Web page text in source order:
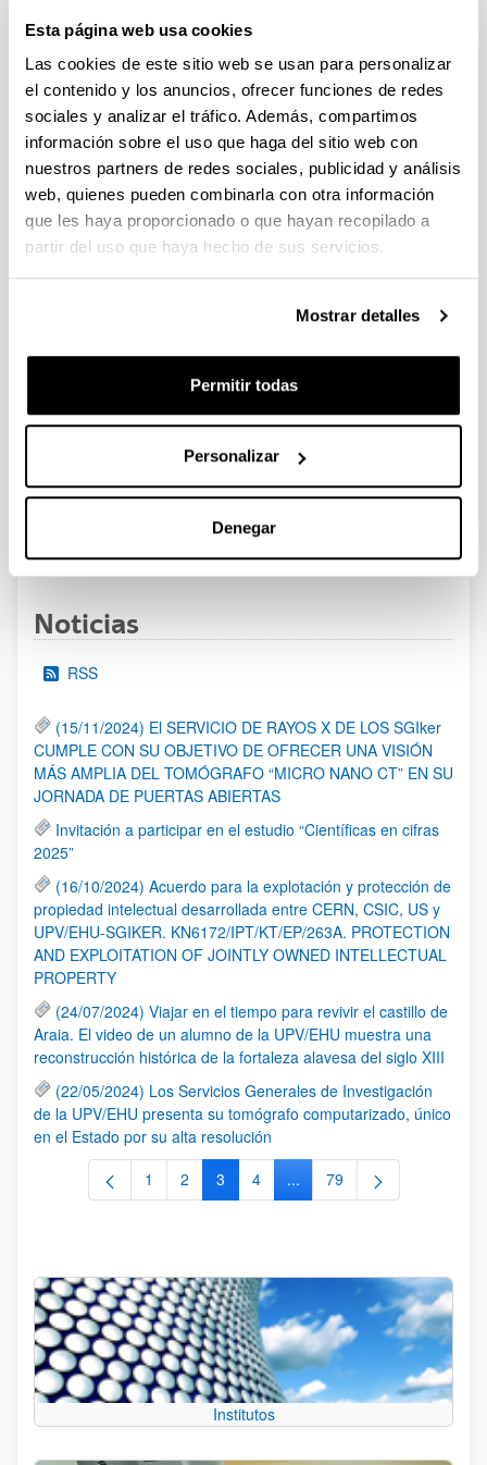
Esta página web usa cookies
Las cookies de este sitio web se usan para personalizar
el contenido y los anuncios, ofrecer funciones de redes
sociales y analizar el tráfico. Además, compartimos
información sobre el uso que haga del sitio web con
nuestros partners de redes sociales, publicidad y análisis
web, quienes pueden combinarla con otra información
que les haya proporcionado o que hayan recopilado a
partir del uso que haya hecho de sus servicios.
Mostrar detalles
Permitir todas
Personalizar
Denegar
FUNDACION LA CAIXA JUNIOR LEADER RETAINING
PROGRAMME 2027
Trámite abierto
CONVOCATORIA PARA LA CONTRATACIÓN DE
PERSONAL INVESTIGADOR DOCTOR EN LA UPV/EHU
(2026)
Trámite abierto (Plazo de presentación de solicitudes: 03/06/2026 -
25/06/2026 23:59)
16/07/2026: Listado provisional de solicitudes admitidas y
excluidas para evaluación. Plazo alegaciones: del 17/07/2026
FINANCIADO CON RECURSOS PROPIOS DE UN
GRUPO/PROYECTO DE INVESTIGACIÓN
09/07/2026: Fase 2. Resolución Definitiva de concedidos y
Páginas intermedias Use
Noticias
RSS
(15/11/2024) El SERVICIO DE RAYOS X DE LOS SGIker
CUMPLE CON SU OBJETIVO DE OFRECER UNA VISIÓN
MÁS AMPLIA DEL TOMÓGRAFO “MICRO NANO CT” EN SU
JORNADA DE PUERTAS ABIERTAS
Invitación a participar en el estudio “Científicas en cifras
2025”
(16/10/2024) Acuerdo para la explotación y protección de
propiedad intelectual desarrollada entre CERN, CSIC, US y
UPV/EHU-SGIKER. KN6172/IPT/KT/EP/263A. PROTECTION
AND EXPLOITATION OF JOINTLY OWNED INTELLECTUAL
PROPERTY
(24/07/2024) Viajar en el tiempo para revivir el castillo de
Araia. El video de un alumno de la UPV/EHU muestra una
reconstrucción histórica de la fortaleza alavesa del siglo XIII
(22/05/2024) Los Servicios Generales de Investigación
de la UPV/EHU presenta su tomógrafo computarizado, único
en el Estado por su alta resolución
Página
1 Página
2 Página
3 Página
4 ...Páginas intermedias Use
Página
79
Institutos